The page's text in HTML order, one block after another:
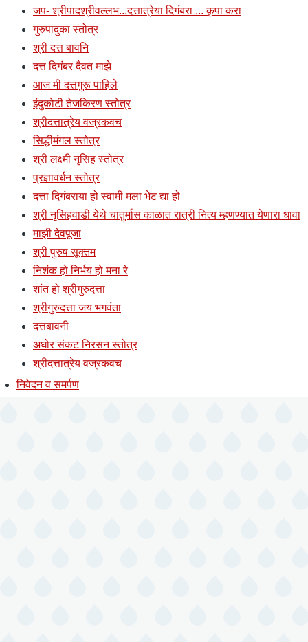
जप- श्रीपादश्रीवल्लभ...दत्तात्रेया दिगंबरा ... कृपा करा
गुरुपादुका स्तोत्र
श्री दत्त बावनि
दत्त दिगंबर दैवत माझे
आज मी दत्तगुरू पाहिले
इंदुकोटी तेजकिरण स्तोत्र
श्रीदत्तात्रेय वज्रकवच
सिद्धीमंगल स्तोत्र
श्री लक्ष्मी नृसिह स्तोत्र
प्रज्ञावर्धन स्तोत्र
दत्ता दिगंबराया हो स्वामी मला भेट द्या हो
श्री नृसिहवाडी येथे चातुर्मास काळात रात्री नित्य म्हणण्यात येणारा धावा
माझी देवपूजा
श्री पुरुष सूक्तम
निशंक हो निर्भय हो मना रे
शांत हो श्रीगुरुदत्ता
श्रीगुरुदत्ता जय भगवंता
दत्तबावनी
अघोर संकट निरसन स्तोत्र
श्रीदत्तात्रेय वज्रकवच
निवेदन व समर्पण